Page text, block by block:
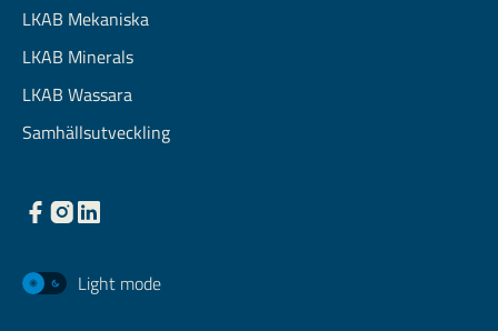
LKAB Mekaniska
LKAB Minerals
LKAB Wassara
Samhällsutveckling
Light mode